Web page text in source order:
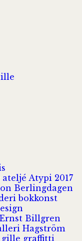
ateljé Atypi 2017
Berlingdagen
bokkonst
Ernst Billgren
Hagström
gille graffitti